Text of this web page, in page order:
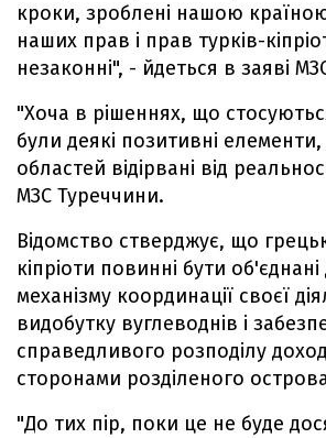
кроки, зроблені нашою
наших прав і прав турків-
незаконні", - йдеться в заяві
"Хоча в рішеннях, що
були деякі позитивні елементи,
областей відірвані від
МЗС Туреччини.
Відомство стверджує, що
кіпріоти повинні бути
механізму координації своєї
видобутку вуглеводнів і
справедливого розподілу
сторонами розділеного
"До тих пір, поки це не буде